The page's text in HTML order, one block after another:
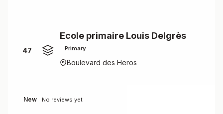
47
Ecole primaire Louis Delgrès
Primary
Boulevard des Heros
New No reviews yet